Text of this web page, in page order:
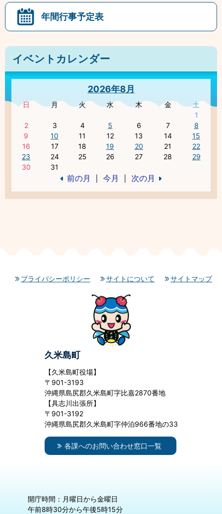
年間行事予定表
イベントカレンダー
2026年8月
日 月 火 水 木 金
土
1
2
3 4 5 6 7
8
9
10 11 12 13 14
15
16
17 18 19 20 21
22
23
24 25 26 27 28
29
30
31
前の月 今月 次の月
プライバシーポリシー サイトについて サイトマップ
久米島町
【久米島町役場】
〒901-3193
沖縄県島尻郡久米島町字比嘉2870番地
【具志川出張所】
〒901-3192
沖縄県島尻郡久米島町字仲泊966番地の33
各課へのお問い合わせ窓口一覧
開庁時間：月曜日から金曜日
午前8時30分から午後5時15分